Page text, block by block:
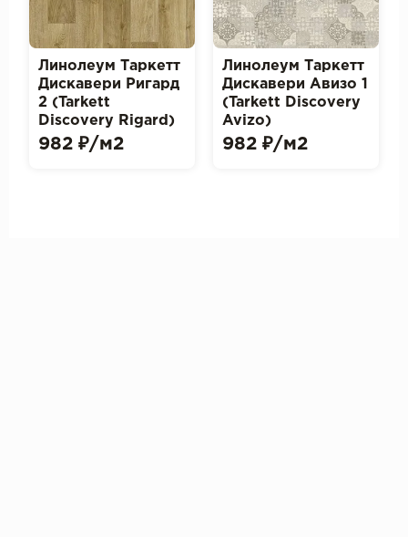
Линолеум Таркетт
Дискавери Ригард
2 (Tarkett
Discovery Rigard)
982 ₽/м2
Линолеум Таркетт
Дискавери Авизо 1
(Tarkett Discovery
Avizo)
982 ₽/м2